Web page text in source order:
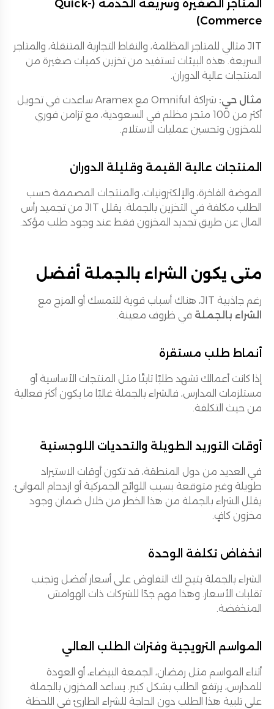
المتاجر الصغيرة وسريعة الخدمة (Quick-
Commerce)
JIT مثالي للمتاجر المظلمة، والنقاط التجارية المتنقلة، والمتاجر
السريعة. هذه البيئات تستفيد من تخزين كميات صغيرة من
المنتجات عالية الدوران.
مثال حي:
شراكة Omniful مع Aramex ساعدت في تحويل
أكثر من 100 متجر مظلم في السعودية، مع تزامن فوري
للمخزون وتحسين عمليات الاستلام.
المنتجات عالية القيمة وقليلة الدوران
الموضة الفاخرة، والإلكترونيات، والمنتجات المصممة حسب
الطلب مكلفة في التخزين بالجملة. يقلل JIT من تجميد رأس
المال عن طريق تجديد المخزون فقط عند وجود طلب مؤكد.
متى يكون الشراء بالجملة أفضل
رغم جاذبية JIT، هناك أسباب قوية للتمسك أو المزج مع
الشراء بالجملة في ظروف معينة.
أنماط طلب مستقرة
إذا كانت أعمالك تشهد طلبًا ثابتًا مثل المنتجات الأساسية أو
مستلزمات المدارس، فالشراء بالجملة غالبًا ما يكون أكثر فعالية
من حيث التكلفة.
أوقات التوريد الطويلة والتحديات اللوجستية
في العديد من دول المنطقة، قد تكون أوقات الاستيراد
طويلة وغير متوقعة بسبب اللوائح الجمركية أو ازدحام الموانئ.
يقلل الشراء بالجملة من هذا الخطر من خلال ضمان وجود
مخزون كافٍ.
انخفاض تكلفة الوحدة
الشراء بالجملة يتيح لك التفاوض على أسعار أفضل وتجنب
تقلبات الأسعار. وهذا مهم جدًا للشركات ذات الهوامش
المنخفضة.
المواسم الترويجية وفترات الطلب العالي
أثناء المواسم مثل رمضان، الجمعة البيضاء، أو العودة
للمدارس، يرتفع الطلب بشكل كبير. يساعد المخزون بالجملة
على تلبية هذا الطلب دون الحاجة للشراء الطارئ في اللحظة